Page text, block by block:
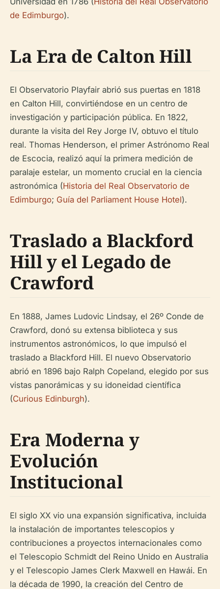
de Edimburgo).
La Era de Calton Hill
El Observatorio Playfair abrió sus puertas en 1818
en Calton Hill, convirtiéndose en un centro de
investigación y participación pública. En 1822,
durante la visita del Rey Jorge IV, obtuvo el título
real. Thomas Henderson, el primer Astrónomo Real
de Escocia, realizó aquí la primera medición de
paralaje estelar, un momento crucial en la ciencia
astronómica (Historia del Real Observatorio de
Edimburgo; Guía del Parliament House Hotel).
Traslado a Blackford
Hill y el Legado de
Crawford
En 1888, James Ludovic Lindsay, el 26º Conde de
Crawford, donó su extensa biblioteca y sus
instrumentos astronómicos, lo que impulsó el
traslado a Blackford Hill. El nuevo Observatorio
abrió en 1896 bajo Ralph Copeland, elegido por sus
vistas panorámicas y su idoneidad científica
(Curious Edinburgh).
Era Moderna y
Evolución
Institucional
El siglo XX vio una expansión significativa, incluida
la instalación de importantes telescopios y
contribuciones a proyectos internacionales como
el Telescopio Schmidt del Reino Unido en Australia
y el Telescopio James Clerk Maxwell en Hawái. En
la década de 1990, la creación del Centro de